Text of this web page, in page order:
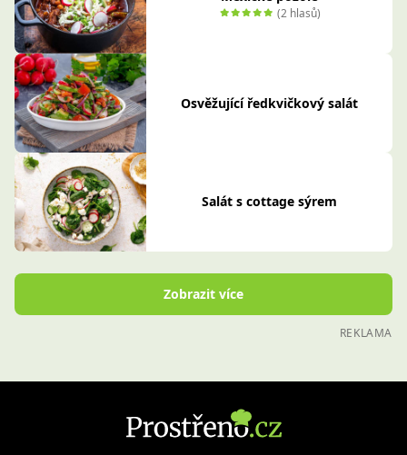
(2 hlasů)
Osvěžující ředkvičkový salát
Salát s cottage sýrem
Zobrazit více
REKLAMA